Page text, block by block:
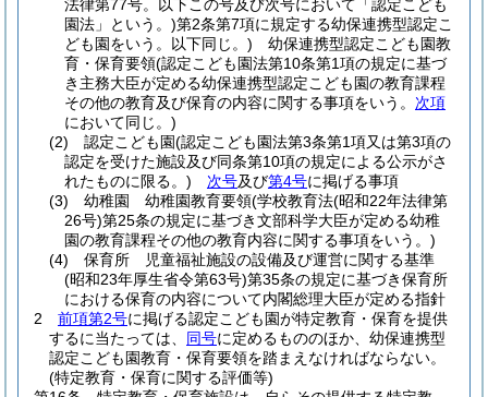
法律第77号。以下この号及び次号において「認定こども
園法」という。)第2条第7項に規定する幼保連携型認定こ
ども園をいう。以下同じ。) 幼保連携型認定こども園教
育・保育要領(認定こども園法第10条第1項の規定に基づ
き主務大臣が定める幼保連携型認定こども園の教育課程
その他の教育及び保育の内容に関する事項をいう。 次項
において同じ。)
(2)
認定こども園(認定こども園法第3条第1項又は第3項の
認定を受けた施設及び同条第10項の規定による公示がさ
れたものに限る。)
次号及び第4号に掲げる事項
(3)
幼稚園 幼稚園教育要領(学校教育法(昭和22年法律第
26号)第25条の規定に基づき文部科学大臣が定める幼稚
園の教育課程その他の教育内容に関する事項をいう。)
(4)
保育所 児童福祉施設の設備及び運営に関する基準
(昭和23年厚生省令第63号)第35条の規定に基づき保育所
における保育の内容について内閣総理大臣が定める指針
2
前項第2号に掲げる認定こども園が特定教育・保育を提供
するに当たっては、 同号に定めるもののほか、幼保連携型
認定こども園教育・保育要領を踏まえなければならない。
(特定教育・保育に関する評価等)